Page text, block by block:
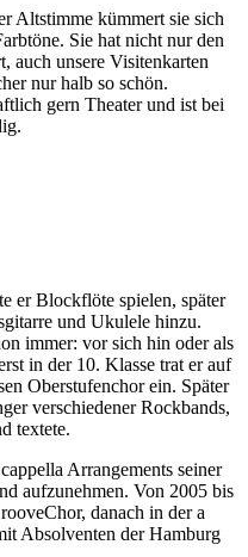
Altstimme kümmert sie sich
Sie hat nicht nur den
auch unsere Visitenkarten
nur halb so schön.
gern Theater und ist bei
er Blockflöte spielen, später
und Ukulele hinzu.
immer: vor sich hin oder als
in der 10. Klasse trat er auf
Oberstufenchor ein. Später
verschiedener Rockbands,
textete.
Arrangements seiner
aufzunehmen. Von 2005 bis
danach in der a
Absolventen der Hamburg